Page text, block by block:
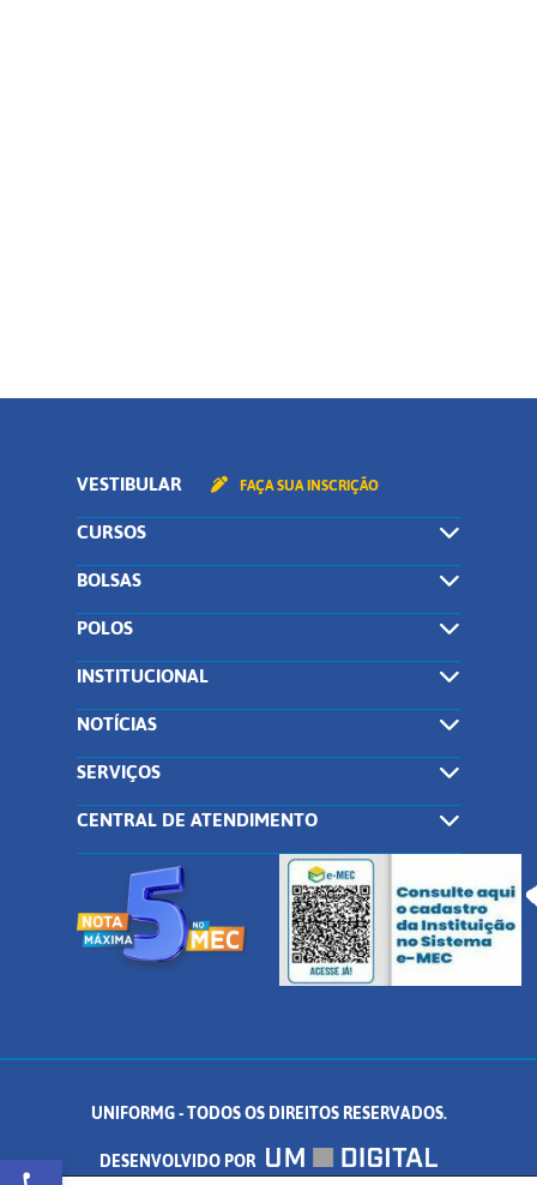
Abrir a barra de ferramentas
VESTIBULAR FAÇA SUA INSCRIÇÃO
CURSOS
BOLSAS
POLOS
INSTITUCIONAL
NOTÍCIAS
SERVIÇOS
CENTRAL DE ATENDIMENTO
UNIFORMG - TODOS OS DIREITOS RESERVADOS.
DESENVOLVIDO POR